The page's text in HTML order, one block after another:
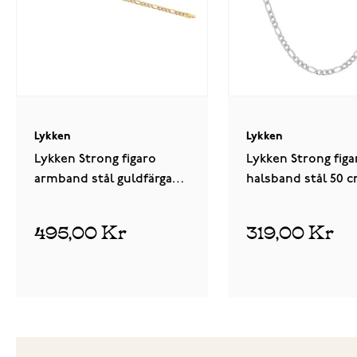
Lykken
Lykken Strong figaro
armband stål guldfärgat
495,00 Kr
Lykken
Lykken Strong
halsband stål 50
319,00 Kr